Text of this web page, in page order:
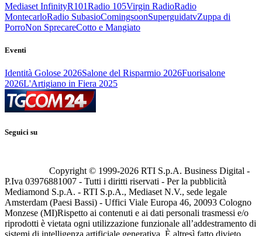
Mediaset InfinityR101Radio 105Virgin RadioRadio
MontecarloRadio SubasioComingsoonSuperguidatvZuppa di
PorroNon SprecareCotto e Mangiato
Eventi
Identità Golose 2026Salone del Risparmio 2026Fuorisalone
2026L'Artigiano in Fiera 2025
Seguici su
Copyright © 1999-2026 RTI S.p.A. Business Digital -
P.Iva 03976881007 - Tutti i diritti riservati - Per la pubblicità
Mediamond S.p.A. - RTI S.p.A., Mediaset N.V., sede legale
Amsterdam (Paesi Bassi) - Uffici Viale Europa 46, 20093 Cologno
Monzese (MI)Rispetto ai contenuti e ai dati personali trasmessi e/o
riprodotti è vietata ogni utilizzazione funzionale all’addestramento di